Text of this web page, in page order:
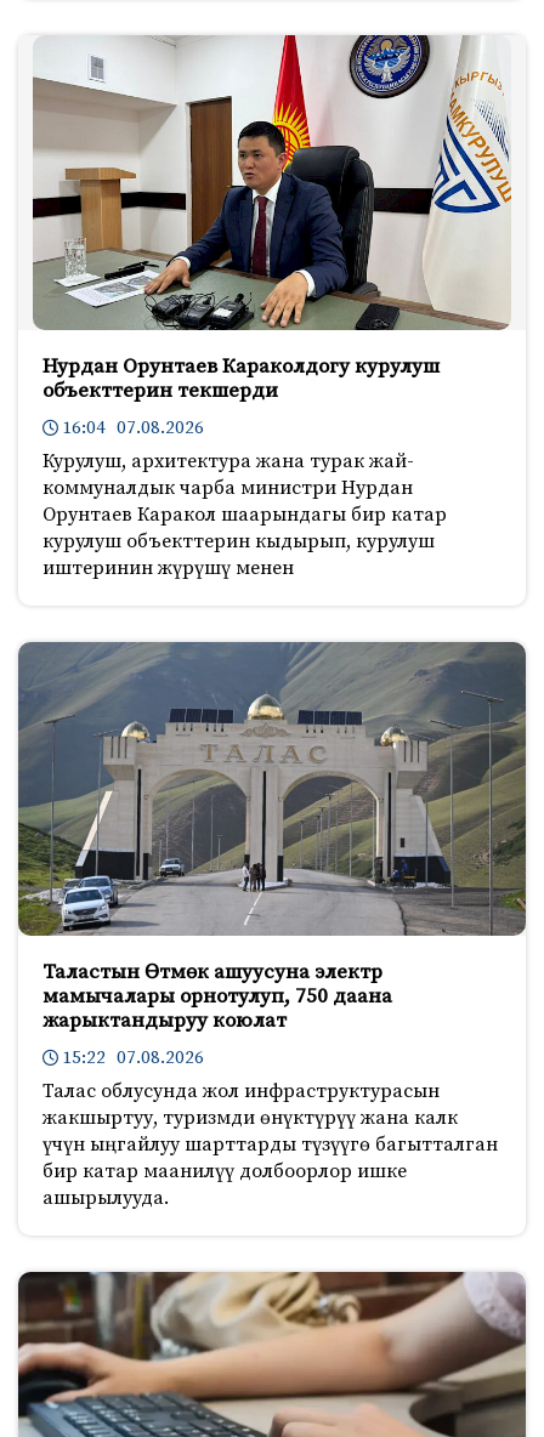
Нурдан Орунтаев Караколдогу курулуш
объекттерин текшерди
16:04 07.08.2026
Курулуш, архитектура жана турак жай-
коммуналдык чарба министри Нурдан
Орунтаев Каракол шаарындагы бир катар
курулуш объекттерин кыдырып, курулуш
иштеринин жүрүшү менен
Таластын Өтмөк ашуусуна электр
мамычалары орнотулуп, 750 даана
жарыктандыруу коюлат
15:22 07.08.2026
Талас облусунда жол инфраструктурасын
жакшыртуу, туризмди өнүктүрүү жана калк
үчүн ыңгайлуу шарттарды түзүүгө багытталган
бир катар маанилүү долбоорлор ишке
ашырылууда.